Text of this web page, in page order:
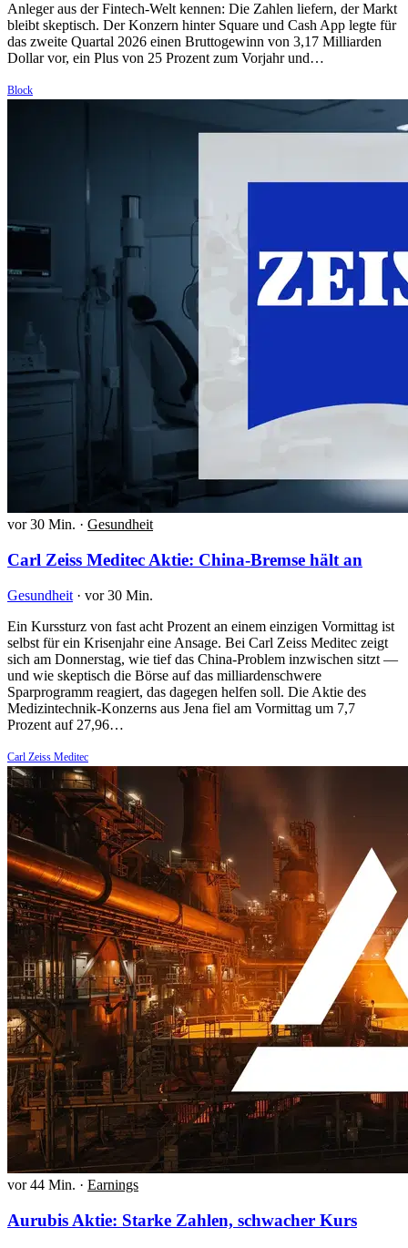
Anleger aus der Fintech-Welt kennen: Die Zahlen liefern, der Markt
bleibt skeptisch. Der Konzern hinter Square und Cash App legte für
das zweite Quartal 2026 einen Bruttogewinn von 3,17 Milliarden
Dollar vor, ein Plus von 25 Prozent zum Vorjahr und…
Block
vor 30 Min. · Gesundheit
Carl Zeiss Meditec Aktie: China-Bremse hält an
Gesundheit · vor 30 Min.
Ein Kurssturz von fast acht Prozent an einem einzigen Vormittag ist
selbst für ein Krisenjahr eine Ansage. Bei Carl Zeiss Meditec zeigt
sich am Donnerstag, wie tief das China-Problem inzwischen sitzt —
und wie skeptisch die Börse auf das milliardenschwere
Sparprogramm reagiert, das dagegen helfen soll. Die Aktie des
Medizintechnik-Konzerns aus Jena fiel am Vormittag um 7,7
Prozent auf 27,96…
Carl Zeiss Meditec
vor 44 Min. · Earnings
Aurubis Aktie: Starke Zahlen, schwacher Kurs